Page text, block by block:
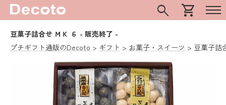
search shopping_cart
豆菓子詰合せ ＭＫ ６ - 販売終了 -
プチギフト通販のDecoto
ギフト お菓子・スイーツ 豆菓子詰